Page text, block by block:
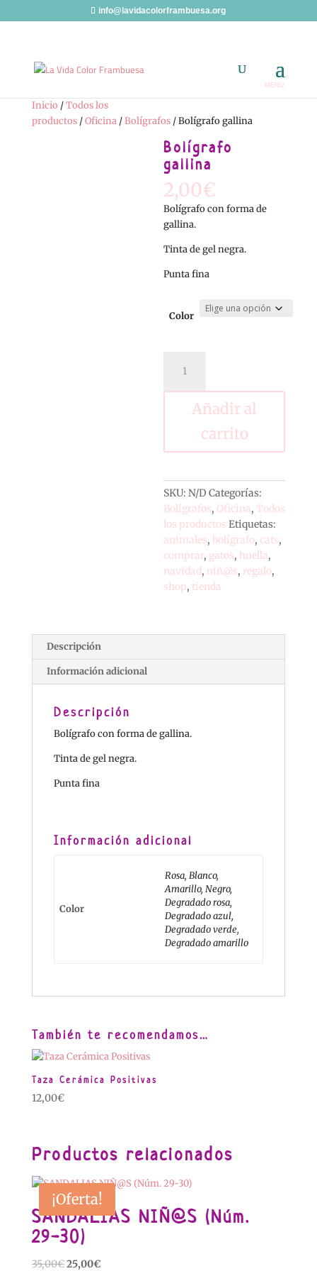
info@lavidacolorframbuesa.org
Inicio /Todos los
productos/Oficina/Bolígrafos/ Bolígrafo gallina
Bolígrafo
gallina
2,00€
Bolígrafo con forma de
gallina.
Tinta de gel negra.
Punta fina
Color
gallina
cantidad
Añadir al
carrito
SKU:N/D Categorías:
Bolígrafos, Oficina,Todos
los productos Etiquetas:
animales, bolígrafo, cats,
comprar, gatos, huella,
navidad, niñ@s, regalo,
shop, tienda
Descripción
Información adicional
Descripción
Bolígrafo con forma de gallina.
Tinta de gel negra.
Punta fina
Información adicional
Color
Rosa, Blanco,
Amarillo, Negro,
Degradado rosa,
Degradado azul,
Degradado verde,
Degradado amarillo
También te recomendamos…
Taza Cerámica Positivas
12,00€
Productos relacionados
¡Oferta!
SANDALIAS NIÑ@S (Núm.
29-30)
35,00€El
25,00€El